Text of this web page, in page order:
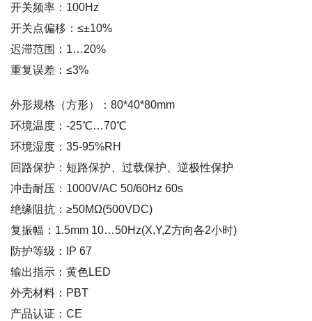
开关频率：100Hz
开关点偏移：≤±10%
迟滞范围：1…20%
重复误差：≤3%
外形规格（方形）：80*40*80mm
环境温度：-25℃…70℃
环境湿度：35-95%RH
回路保护：短路保护、过载保护、逆极性保护
冲击耐压：1000V/AC 50/60Hz 60s
绝缘阻抗：≥50MΩ(500VDC)
复振幅：1.5mm 10…50Hz(X,Y,Z方向各2小时)
防护等级：IP 67
输出指示：黄色LED
外壳材料：PBT
产品认证：CE